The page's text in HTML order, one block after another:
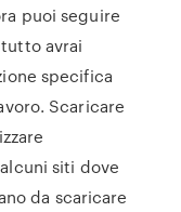
puoi seguire
avrai
specifica
Scaricare
siti dove
da scaricare